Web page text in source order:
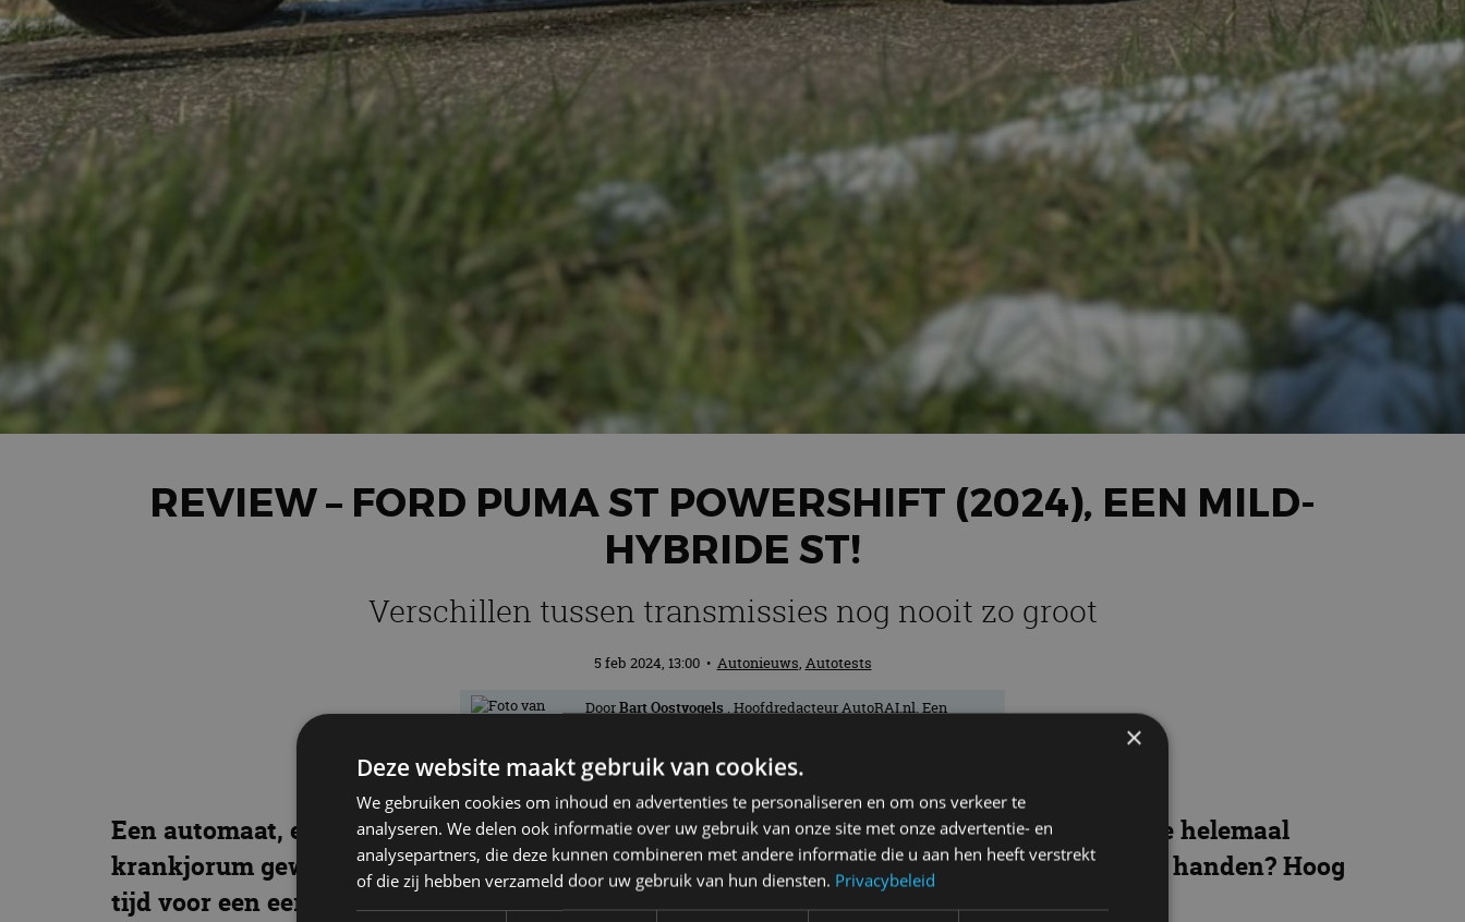
REVIEW – FORD PUMA ST POWERSHIFT (2024), EEN MILD-
HYBRIDE ST!
Verschillen tussen transmissies nog nooit zo groot
5 feb 2024, 13:00 • Autonieuws, Autotests
DoorBart Oostvogels . Hoofdredacteur AutoRAI.nl. Een
Een automaat, een mild-hybride, een kleinere benzinemotor, zijn ze bij Ford Performance helemaal
krankjorum geworden? Of hebben ze met deze Ford Puma ST met automaat juist goud in handen? Hoog
tijd voor een eerste kennismaking.
×
Deze website maakt gebruik van cookies.
We gebruiken cookies om inhoud en advertenties te personaliseren en om ons verkeer te
analyseren. We delen ook informatie over uw gebruik van onze site met onze advertentie- en
analysepartners, die deze kunnen combineren met andere informatie die u aan hen heeft verstrekt
of die zij hebben verzameld door uw gebruik van hun diensten. Privacybeleid